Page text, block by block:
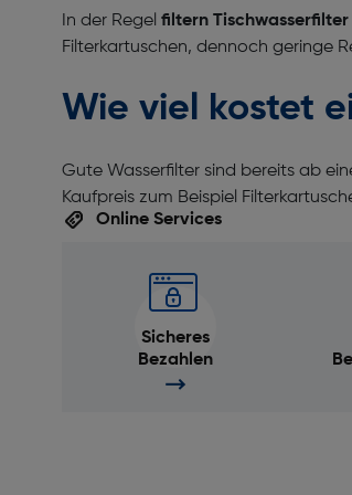
In der Regel filtern Tischwasserfilter
Filterkartuschen, dennoch geringe
Wie viel kostet
Gute Wasserfilter sind bereits ab
Kaufpreis zum Beispiel
Online Services
Sicheres
Bezahlen